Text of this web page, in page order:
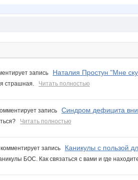
запись Наталия Простун "Мне
страшная. Читать полностью
запись Синдром дефицита
Читать полностью
комментирует запись Каникулы с пользой
БОС. Как связаться с вами и где